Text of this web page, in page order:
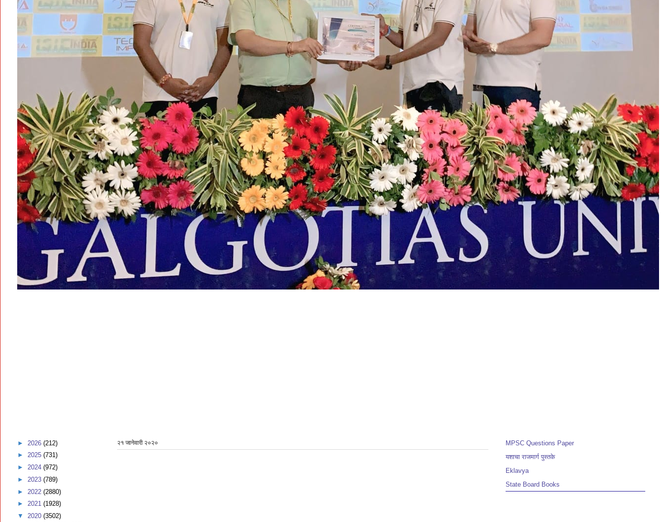
२१ जानेवारी २०२०
► 2026 (212)
► 2025 (731)
► 2024 (972)
► 2023 (789)
► 2022 (2880)
► 2021 (1928)
▼ 2020 (3502)
MPSC Questions Paper
यशाचा राजमार्ग पुस्तके
Eklavya
State Board Books